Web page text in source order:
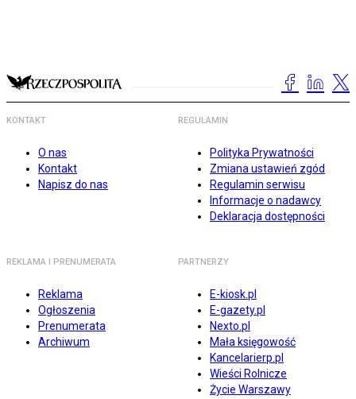
KONTAKT
O nas
Kontakt
Napisz do nas
REGULAMIN
Polityka Prywatności
Zmiana ustawień zgód
Regulamin serwisu
Informacje o nadawcy
Deklaracja dostępności
REKLAMA I PRENUMERATA
Reklama
Ogłoszenia
Prenumerata
Archiwum
PARTNERZY
E-kiosk.pl
E-gazety.pl
Nexto.pl
Mała księgowość
Kancelarierp.pl
Wieści Rolnicze
Życie Warszawy